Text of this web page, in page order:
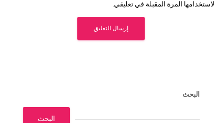
لاستخدامها المرة المقبلة في تعليقي.
البحث
البحث